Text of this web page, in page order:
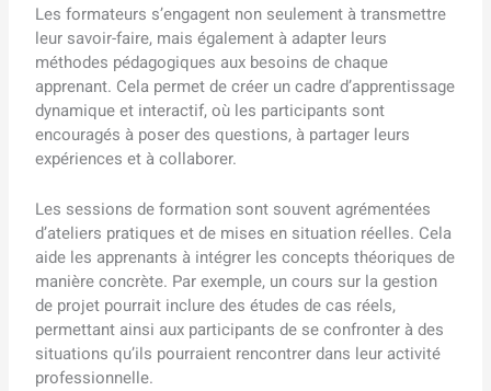
Les formateurs s’engagent non seulement à transmettre
leur savoir-faire, mais également à adapter leurs
méthodes pédagogiques aux besoins de chaque
apprenant. Cela permet de créer un cadre d’apprentissage
dynamique et interactif, où les participants sont
encouragés à poser des questions, à partager leurs
expériences et à collaborer.
Les sessions de formation sont souvent agrémentées
d’ateliers pratiques et de mises en situation réelles. Cela
aide les apprenants à intégrer les concepts théoriques de
manière concrète. Par exemple, un cours sur la gestion
de projet pourrait inclure des études de cas réels,
permettant ainsi aux participants de se confronter à des
situations qu’ils pourraient rencontrer dans leur activité
professionnelle.